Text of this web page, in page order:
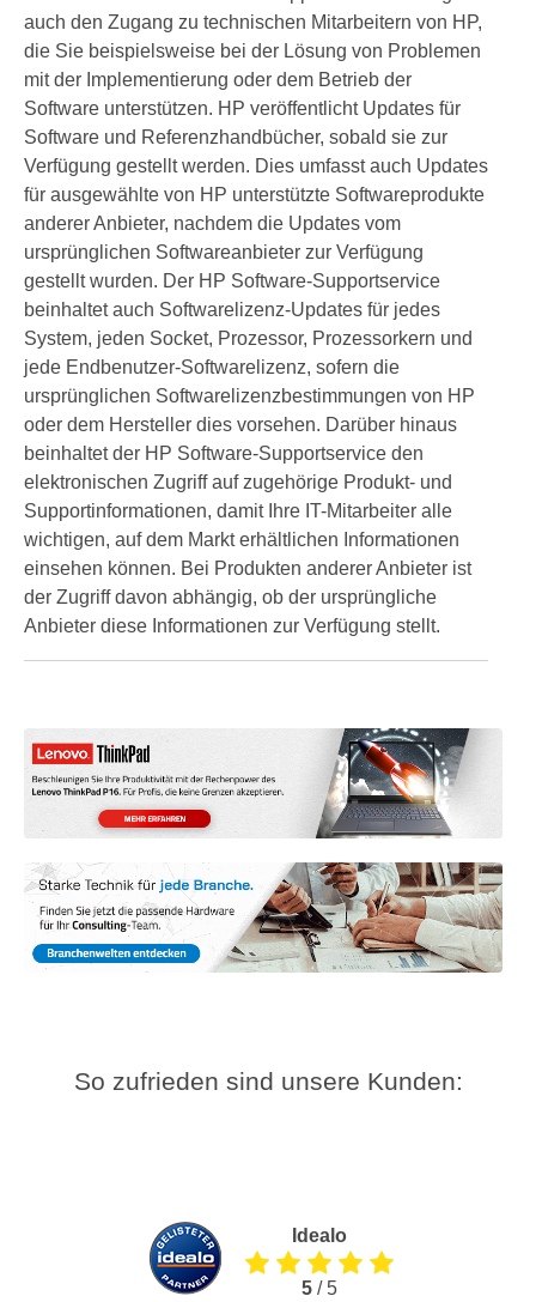
auch den Zugang zu technischen Mitarbeitern von HP,
die Sie beispielsweise bei der Lösung von Problemen
mit der Implementierung oder dem Betrieb der
Software unterstützen. HP veröffentlicht Updates für
Software und Referenzhandbücher, sobald sie zur
Verfügung gestellt werden. Dies umfasst auch Updates
für ausgewählte von HP unterstützte Softwareprodukte
anderer Anbieter, nachdem die Updates vom
ursprünglichen Softwareanbieter zur Verfügung
gestellt wurden. Der HP Software-Supportservice
beinhaltet auch Softwarelizenz-Updates für jedes
System, jeden Socket, Prozessor, Prozessorkern und
jede Endbenutzer-Softwarelizenz, sofern die
ursprünglichen Softwarelizenzbestimmungen von HP
oder dem Hersteller dies vorsehen. Darüber hinaus
beinhaltet der HP Software-Supportservice den
elektronischen Zugriff auf zugehörige Produkt- und
Supportinformationen, damit Ihre IT-Mitarbeiter alle
wichtigen, auf dem Markt erhältlichen Informationen
einsehen können. Bei Produkten anderer Anbieter ist
der Zugriff davon abhängig, ob der ursprüngliche
Anbieter diese Informationen zur Verfügung stellt.
So zufrieden sind unsere Kunden:
Idealo
5/ 5